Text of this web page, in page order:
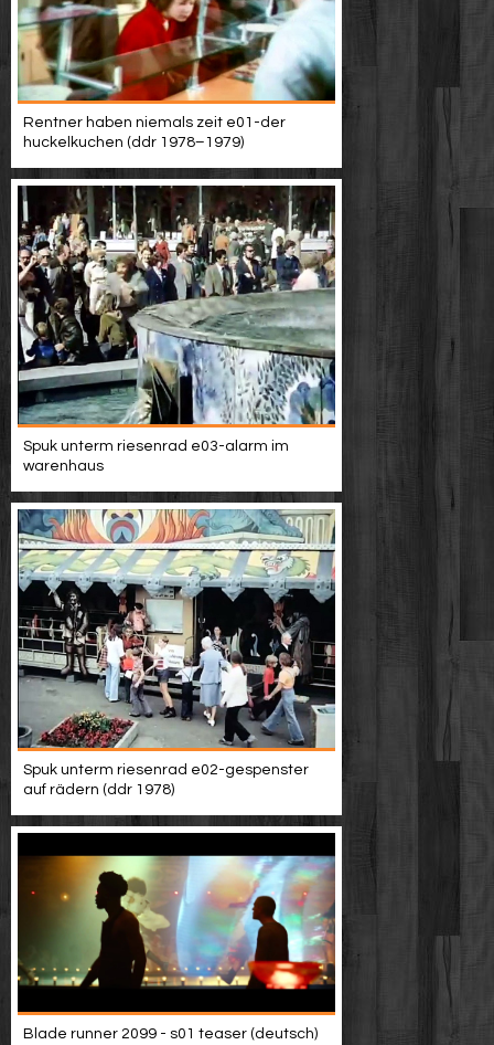
Rentner haben niemals zeit e01-der
huckelkuchen (ddr 1978–1979)
Spuk unterm riesenrad e03-alarm im
warenhaus
Spuk unterm riesenrad e02-gespenster
auf rädern (ddr 1978)
Blade runner 2099 - s01 teaser (deutsch)